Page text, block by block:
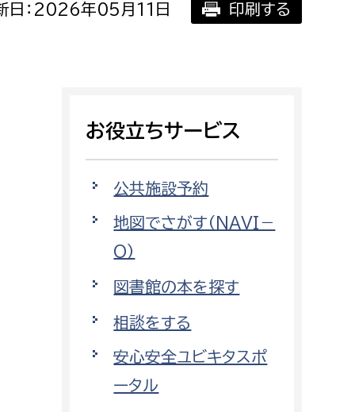
証明書がほしい
働きたい
小田原のことを知りたい
まちづくりに関わりたい
環境部
ゼロカーボン推進課
環境保護課
環境事業センター
都市部
日：2026年05月11日 印刷する
お役立ちサービス
公共施設予約
地図でさがす（NAVI－
O）
図書館の本を探す
相談をする
安心安全ユビキタスポ
ータル